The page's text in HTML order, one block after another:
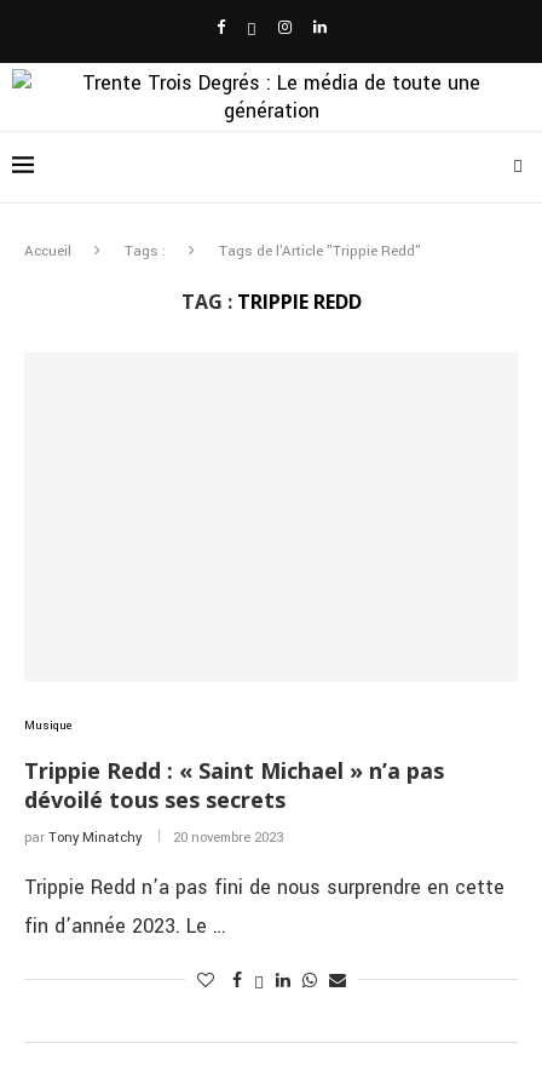
Accueil Tags : Tags de l'Article "Trippie Redd"
TAG : TRIPPIE REDD
Musique
Trippie Redd : « Saint Michael » n’a pas
dévoilé tous ses secrets
par Tony Minatchy 20 novembre 2023
Trippie Redd n’a pas fini de nous surprendre en cette
fin d’année 2023. Le …